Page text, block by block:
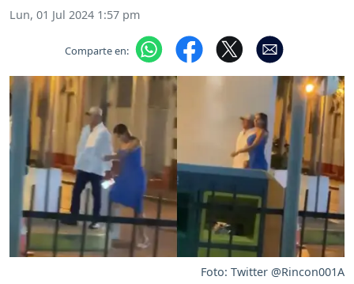
Lun, 01 Jul 2024 1:57 pm
Comparte en:
Foto: Twitter @Rincon001A